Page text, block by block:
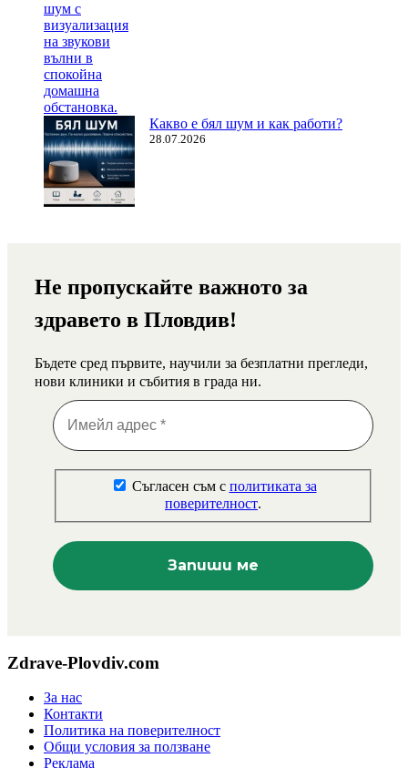
Какво е бял шум и как работи?
28.07.2026
Не пропускайте важното за
здравето в Пловдив!
Бъдете сред първите, научили за безплатни прегледи,
нови клиники и събития в града ни.
Съгласен съм с политиката за
поверителност.
Zdrave-Plovdiv.com
За нас
Контакти
Политика на поверителност
Общи условия за ползване
Реклама